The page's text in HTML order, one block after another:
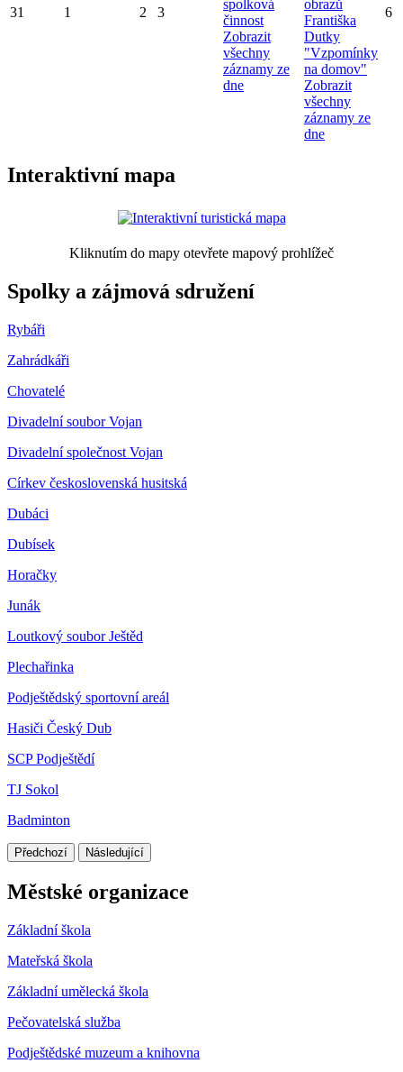
31 1 2 3
spolková
činnost
Zobrazit
všechny
záznamy ze
dne
obrazů
Františka
Dutky
"Vzpomínky
na domov"
Zobrazit
všechny
záznamy ze
dne
6
Interaktivní mapa
Kliknutím do mapy otevřete mapový prohlížeč
Spolky a zájmová sdružení
Rybáři
Zahrádkáři
Chovatelé
Divadelní soubor Vojan
Divadelní společnost Vojan
Církev československá husitská
Dubáci
Dubísek
Horačky
Junák
Loutkový soubor Ještěd
Plechařinka
Podještědský sportovní areál
Hasiči Český Dub
SCP Podještědí
TJ Sokol
Badminton
Předchozí Následující
Městské organizace
Základní škola
Mateřská škola
Základní umělecká škola
Pečovatelská služba
Podještědské muzeum a knihovna